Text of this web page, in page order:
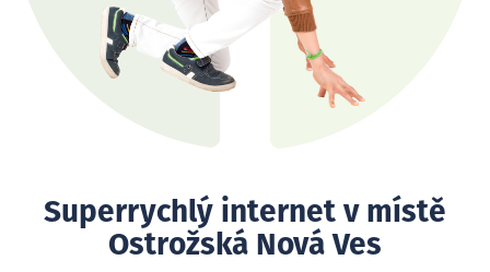
Superrychlý internet v místě
Ostrožská Nová Ves